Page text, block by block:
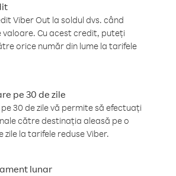
Viber Out la soldul dvs. când
Cu acest credit, puteți
orice număr din lume la tarifele
pe 30 de zile
30 de zile vă permite să efectuați
către destinația aleasă pe o
zile la tarifele reduse Viber.
lunar